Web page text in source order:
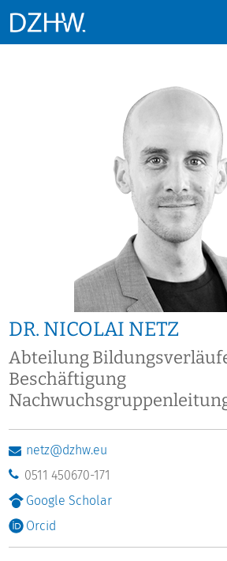
DR. NICOLAI NETZ
Abteilung
Beschäftigung
netz@dzhw.eu
0511 450670-171
Google Scholar
Orcid